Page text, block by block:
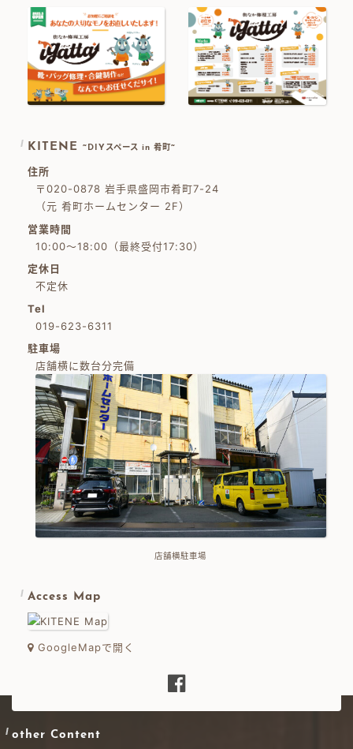
KITENE ~DIYスペース in 肴町~
住所
〒020-0878 岩手県盛岡市肴町7-24
（元 肴町ホームセンター 2F）
営業時間
10:00～18:00（最終受付17:30）
定休日
不定休
Tel
019-623-6311
駐車場
店舗横に数台分完備
店舗横駐車場
Access Map
GoogleMapで開く
other Content